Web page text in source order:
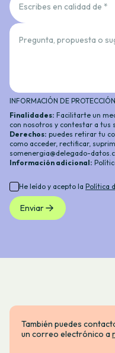
Escribes en calidad de *
Pregunta, propuesta o
INFORMACIÓN DE
Finalidades: Facilitarte un
con nosotros y contestar a tus
Derechos: puedes retirar tu
como acceder, rectificar,
somenergia@delegado-
Información adicional:
He leído y acepto la Política
Enviar
También puedes
un correo electrónico a